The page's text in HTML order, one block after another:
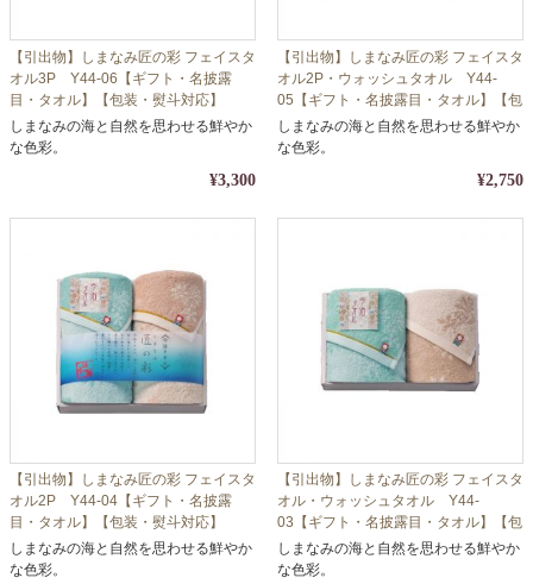
【引出物】しまなみ匠の彩 フェイスタ
オル3P Y44-06【ギフト・名披露
目・タオル】【包装・熨斗対応】
しまなみの海と自然を思わせる鮮やか
な色彩。
¥3,300
【引出物】しまなみ匠の彩 フェイスタ
オル2P・ウォッシュタオル Y44-
05【ギフト・名披露目・タオル】【包
装・熨斗対応】
しまなみの海と自然を思わせる鮮やか
な色彩。
¥2,750
【引出物】しまなみ匠の彩 フェイスタ
オル2P Y44-04【ギフト・名披露
目・タオル】【包装・熨斗対応】
しまなみの海と自然を思わせる鮮やか
な色彩。
【引出物】しまなみ匠の彩 フェイスタ
オル・ウォッシュタオル Y44-
03【ギフト・名披露目・タオル】【包
装・熨斗対応】
しまなみの海と自然を思わせる鮮やか
な色彩。